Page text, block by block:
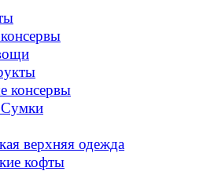
консервы
верхняя одежда
кофты